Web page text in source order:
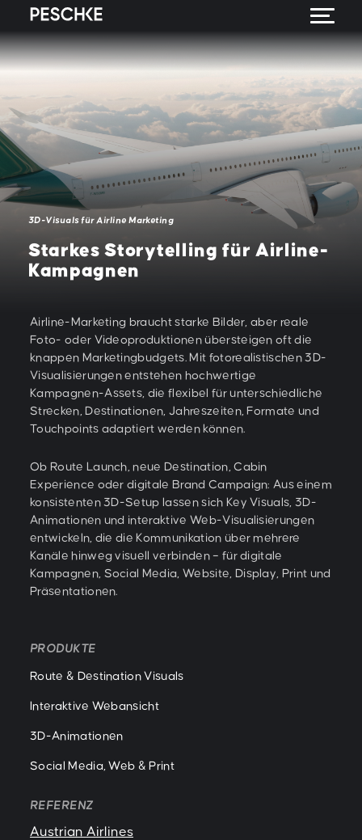
3D-Visuals für Airline Marketing
Starkes Storytelling für Airline-
Kampagnen
Airline-Marketing braucht starke Bilder, aber reale
Foto- oder Videoproduktionen übersteigen oft die
knappen Marketingbudgets. Mit fotorealistischen 3D-
Visualisierungen entstehen hochwertige
Kampagnen-Assets, die flexibel für unterschiedliche
Strecken, Destinationen, Jahreszeiten, Formate und
Touchpoints adaptiert werden können.
Ob Route Launch, neue Destination, Cabin
Experience oder digitale Brand Campaign: Aus einem
konsistenten 3D-Setup lassen sich Key Visuals, 3D-
Animationen und interaktive Web-Visualisierungen
entwickeln, die die Kommunikation über mehrere
Kanäle hinweg visuell verbinden – für digitale
Kampagnen, Social Media, Website, Display, Print und
Präsentationen.
PRODUKTE
Route & Destination Visuals
Interaktive Webansicht
3D-Animationen
Social Media, Web & Print
REFERENZ
Austrian Airlines